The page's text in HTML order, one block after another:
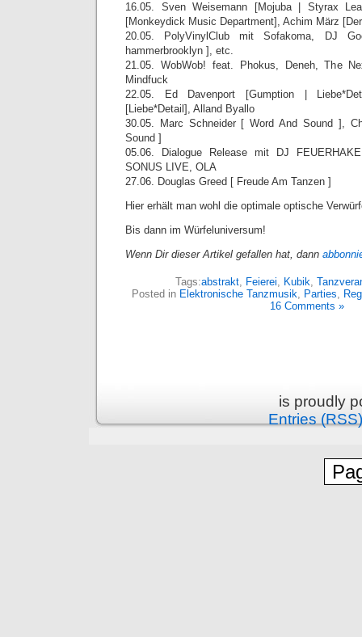
16.05. Sven Weisemann [Mojuba | Styrax
[Monkeydick Music Department], Achim März
20.05. PolyVinylClub mit Sofakoma, DJ
hammerbrooklyn ], etc.
21.05. WobWob! feat. Phokus, Deneh, The
Mindfuck
22.05. Ed Davenport [Gumption |
[Liebe*Detail], Alland Byallo
30.05. Marc Schneider [ Word And Sound ],
Sound ]
05.06. Dialogue Release mit DJ
SONUS LIVE, OLA
27.06. Douglas Greed [ Freude Am Tanzen ]
Hier erhält man wohl die optimale optische
Bis dann im Würfeluniversum!
Wenn Dir dieser Artikel gefallen hat, dann
Tags:abstrakt, Feierei, Kubik,
Posted in Elektronische Tanzmusik, Parties,
16 Comments »
is proudly
Entries (RSS)